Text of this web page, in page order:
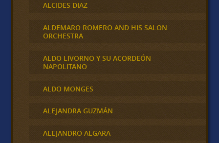
ALCIDES DIAZ
ALDEMARO ROMERO AND HIS SALON
ORCHESTRA
ALDO LIVORNO Y SU ACORDEÓN
NAPOLITANO
ALDO MONGES
ALEJANDRA GUZMÁN
ALEJANDRO ALGARA